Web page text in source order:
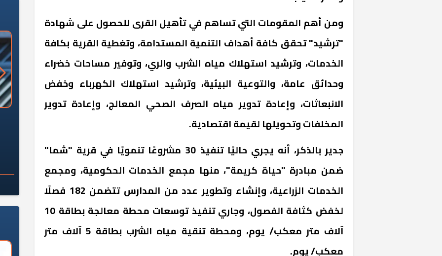
ومن أهم المقومات التي تساهم في تأهيل القرى للحصول على شهادة
"ترشيد" تحقق كافة أهداف التنمية المستدامة، وتغطية القرية بكافة
الخدمات، وترشيد استهلاك مياه الشرب والري، وتوفير مساحات خضراء
وحدائق عامة، والتوعية البيئية، وترشيد استهلاك الكهرباء وخفض
الانبعاثات، وإعادة تدوير مياه الصرف الصحي المعالج، وإعادة تدوير
المخلفات وتحويلها لقيمة اقتصادية.
جدير بالذكر، أنه يجري حاليًا تنفيذ 30 مشروعًا تنمويًا في قرية "شما"
ضمن مبادرة "حياة كريمة"، منها مجمع الخدمات الحكومية، ومجمع
الخدمات الزراعية، وإنشاء وتطوير عدد من المدارس تتضمن 182 فصلًا
لخفض كثافة الفصول، وجاري تنفيذ توسعات محطة معالجة بطاقة 10
آلاف متر معكب/ يوم، ومحطة تنقية مياه الشرب بطاقة 5 آلاف متر
معكب/ يوم.
خشبية بفناء مقبرة "باكي"